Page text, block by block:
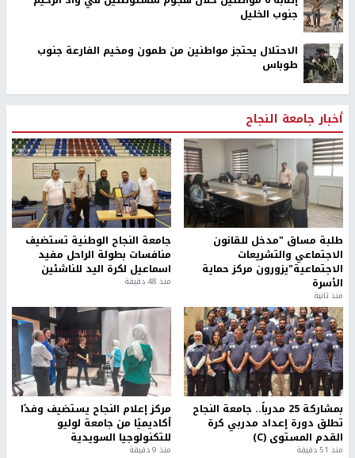
جنوب الخليل
الاحتلال يحتجز مواطنين من طمون ومخيم الفارعة جنوب
طوباس
أخبار جامعة النجاح
طلبة مساق "مدخل للقانون
الاجتماعي والتشريعات
الاجتماعية"يزورون مركز حماية
الأسرة
منذ ثانية
جامعة النجاح الوطنية تستضيف
منافسات بطولة الراحل مفيد
اسماعيل لكرة اليد للناشئين
منذ 48 دقيقة
بمشاركة 25 مدرباً.. جامعة النجاح
تطلق دورة إعداد مدربي كرة
القدم المستوى (C)
منذ 51 دقيقة
مركز إعلام النجاح يستضيف وفدًا
أكاديميًا من جامعة لوليو
للتكنولوجيا السويدية
منذ 9 دقيقة